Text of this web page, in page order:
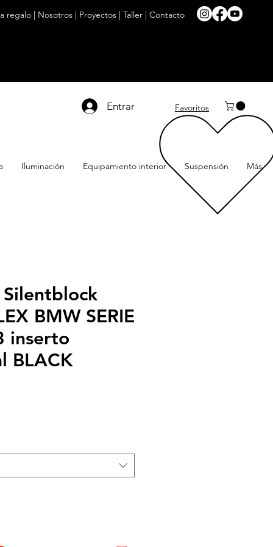
regalo | Nosotros | Proyectos | Taller | Contacto
Entrar Favoritos
Iluminación Equipamiento interior Suspensión Más
BMW SERIE
inserto
BLACK